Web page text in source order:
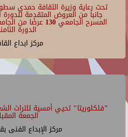
تحت رعاية وزيرة الثقافة حمدي
جانبا من العروض المتقدمة
المسرح الجامعي
الدورة
مركز ابداع
"فلكلوريتا" تحيي أمسية للتراث
الجمعة
مركز الإبداع الفنى